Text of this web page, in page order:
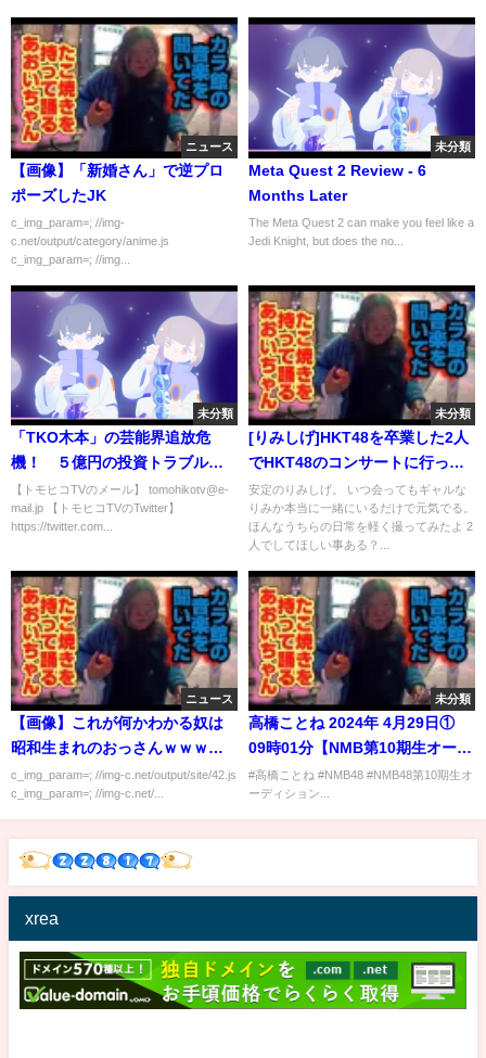
ニュース
【画像】「新婚さん」で逆プロ
ポーズしたJK
c_img_param=; //img-
c.net/output/category/anime.js
c_img_param=; //img...
未分類
Meta Quest 2 Review - 6
Months Later
The Meta Quest 2 can make you feel like a
Jedi Knight, but does the no...
未分類
「TKO木本」の芸能界追放危
機！ ５億円の投資トラブル
仮想通貨「STEPN」なのか？
【掲示板】
【トモヒコTVのメール】 tomohikotv@e-
mail.jp 【トモヒコTVのTwitter】
https://twitter.com...
未分類
[りみしげ]HKT48を卒業した2人
でHKT48のコンサートに行った
よ
安定のりみしげ。 いつ会ってもギャルな
りみか本当に一緒にいるだけで元気でる。
ほんなうちらの日常を軽く撮ってみたよ 2
人でしてほしい事ある？...
ニュース
【画像】これが何かわかる奴は
昭和生まれのおっさんｗｗｗｗ
ｗ
c_img_param=; //img-c.net/output/site/42.js
c_img_param=; //img-c.net/...
未分類
高橋ことね 2024年 4月29日①
09時01分【NMB第10期生オーデ
ィション エントリーナンバー12
番】
#高橋ことね #NMB48 #NMB48第10期生オ
ーディション...
xrea